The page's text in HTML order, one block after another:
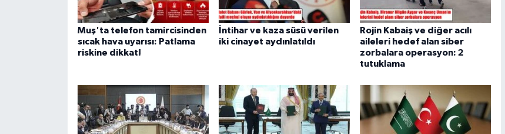
Muş'ta telefon tamircisinden
sıcak hava uyarısı: Patlama
riskine dikkat!
İntihar ve kaza süsü verilen
iki cinayet aydınlatıldı
Rojin Kabaiş ve diğer acılı
aileleri hedef alan siber
zorbalara operasyon: 2
tutuklama